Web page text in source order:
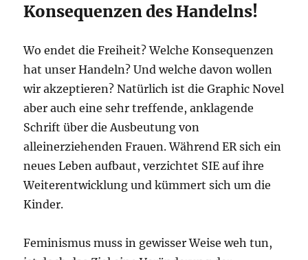
Konsequenzen des Handelns!
Wo endet die Freiheit? Welche Konsequenzen
hat unser Handeln? Und welche davon wollen
wir akzeptieren? Natürlich ist die Graphic Novel
aber auch eine sehr treffende, anklagende
Schrift über die Ausbeutung von
alleinerziehenden Frauen. Während ER sich ein
neues Leben aufbaut, verzichtet SIE auf ihre
Weiterentwicklung und kümmert sich um die
Kinder.
Feminismus muss in gewisser Weise weh tun,